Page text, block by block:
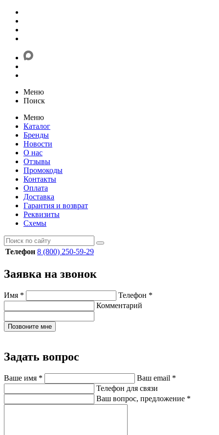
Меню
Поиск
Меню
Каталог
Бренды
Новости
О нас
Отзывы
Промокоды
Контакты
Оплата
Доставка
Гарантия и возврат
Реквизиты
Схемы
Телефон 8 (800) 250-59-29
Заявка на звонок
Имя * Телефон *
Комментарий
Позвоните мне
Задать вопрос
Ваше имя * Ваш email *
Телефон для связи
Ваш вопрос, предложение *